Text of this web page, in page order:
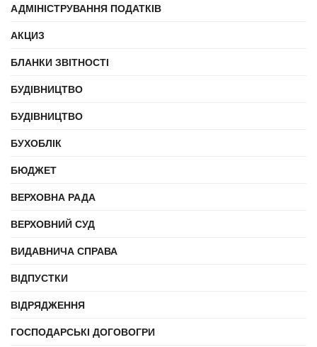
АДМІНІСТРУВАННЯ ПОДАТКІВ
АКЦИЗ
БЛАНКИ ЗВІТНОСТІ
БУДІВНИЦТВО
БУДІВНИЦТВО
БУХОБЛІК
БЮДЖЕТ
ВЕРХОВНА РАДА
ВЕРХОВНИЙ СУД
ВИДАВНИЧА СПРАВА
ВІДПУСТКИ
ВІДРЯДЖЕННЯ
ГОСПОДАРСЬКІ ДОГОВОГРИ